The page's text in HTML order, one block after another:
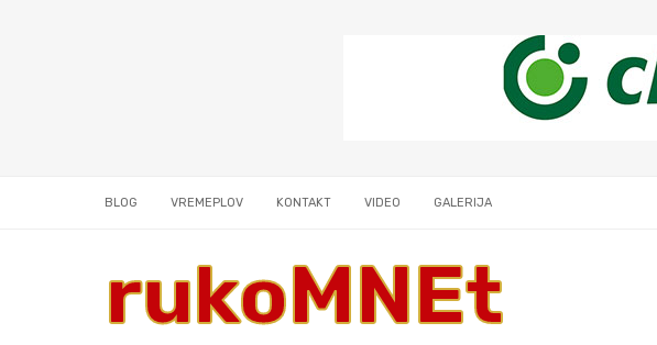
BLOG VREMEPLOV KONTAKT VIDEO GALERIJA
rukoMNEt